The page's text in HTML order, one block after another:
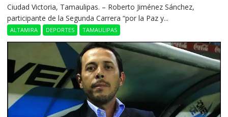
Ciudad Victoria, Tamaulipas. – Roberto Jiménez Sánchez,
participante de la Segunda Carrera “por la Paz y...
ALTAMIRA DEPORTES TAMAULIPAS